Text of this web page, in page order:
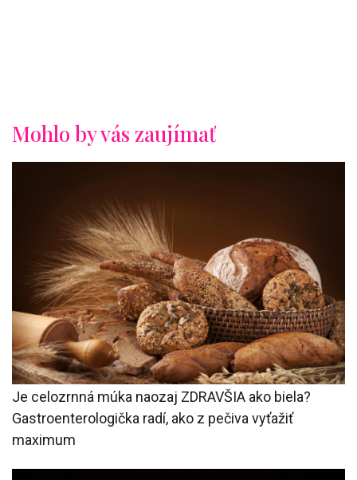
Mohlo by vás zaujímať
Je celozrnná múka naozaj ZDRAVŠIA ako biela?
Gastroenterologička radí, ako z pečiva vyťažiť
maximum